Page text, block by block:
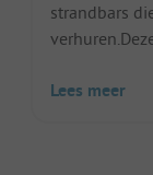
strandbars
Lees meer